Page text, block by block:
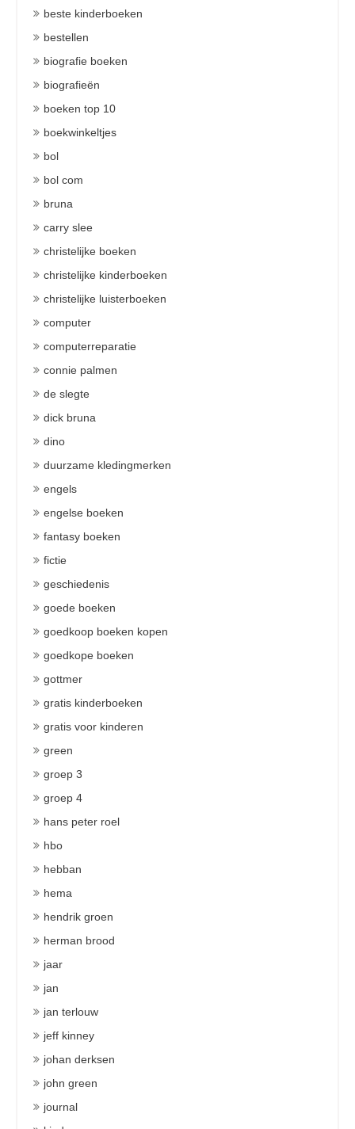
beste kinderboeken
bestellen
biografie boeken
biografieën
boeken top 10
boekwinkeltjes
bol
bol com
bruna
carry slee
christelijke boeken
christelijke kinderboeken
christelijke luisterboeken
computer
computerreparatie
connie palmen
de slegte
dick bruna
dino
duurzame kledingmerken
engels
engelse boeken
fantasy boeken
fictie
geschiedenis
goede boeken
goedkoop boeken kopen
goedkope boeken
gottmer
gratis kinderboeken
gratis voor kinderen
green
groep 3
groep 4
hans peter roel
hbo
hebban
hema
hendrik groen
herman brood
jaar
jan
jan terlouw
jeff kinney
johan derksen
john green
journal